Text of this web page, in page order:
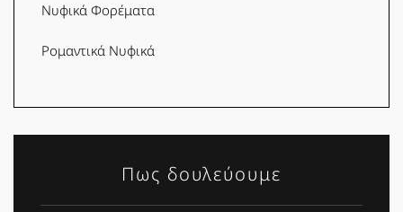
Νυφικά Φορέματα
Ρομαντικά Νυφικά
Πως δουλεύουμε